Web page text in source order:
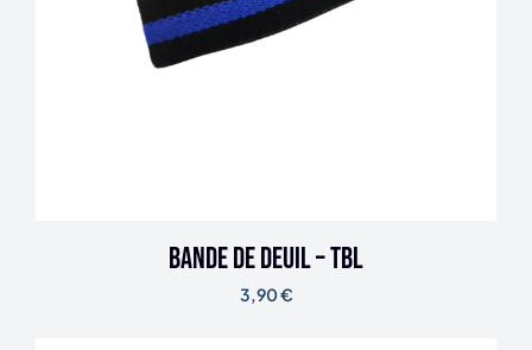
Bande de deuil – TBL
3,90€